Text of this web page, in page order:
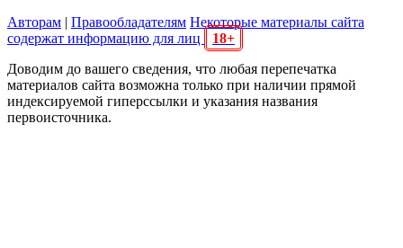
Авторам | Правообладателям Некоторые материалы сайта
содержат информацию для лиц
18+
Доводим до вашего сведения, что любая перепечатка
материалов сайта возможна только при наличии прямой
индексируемой гиперссылки и указания названия
первоисточника.